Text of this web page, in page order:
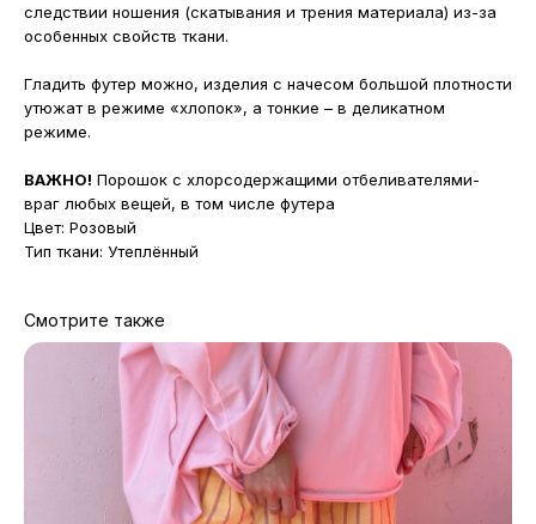
следствии ношения (скатывания и трения материала) из-за
особенных свойств ткани.
Гладить футер можно, изделия с начесом большой плотности
утюжат в режиме «хлопок», а тонкие – в деликатном
режиме.
ВАЖНО! Порошок с хлорсодержащими отбеливателями-
враг любых вещей, в том числе футера
Цвет: Розовый
Тип ткани: Утеплённый
Смотрите также
МАГАЗИНЫ
Потрогать, примерить,
ВЛЮБИТЬСЯ И КУПИТЬ